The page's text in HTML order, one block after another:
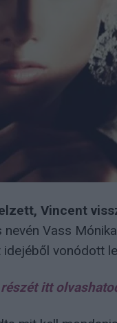
Vincent
Vass
vonódott
itt